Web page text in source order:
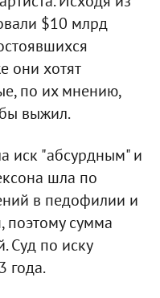
$10 млрд
они хотят
по их мнению,
выжил.
иск "абсурдным" и
шла по
в педофилии и
поэтому сумма
Суд по иску
года.